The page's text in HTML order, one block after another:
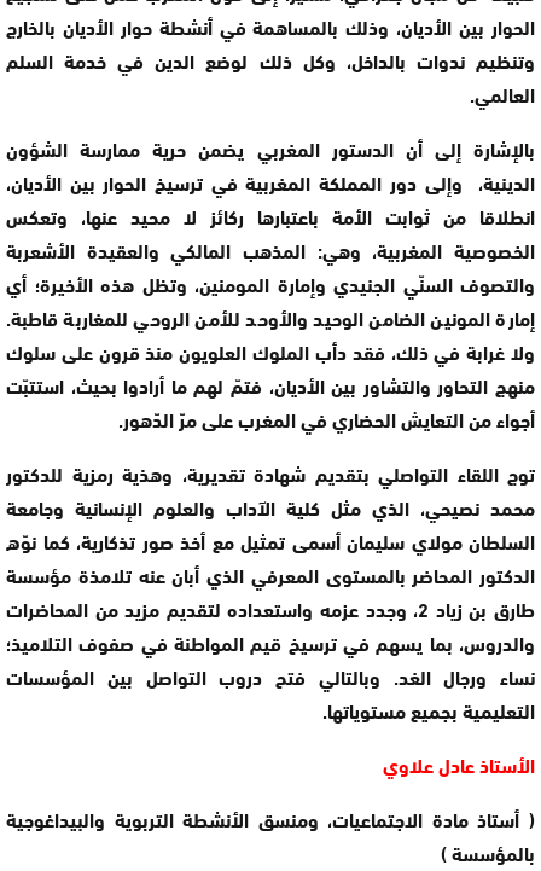
الحوار بين الأديان، وذلك بالمساهمة في أنشطة حوار الأديان بالخارج
وتنظيم ندوات بالداخل، وكل ذلك لوضع الدين في خدمة السلم
العالمي.
بالإشارة إلى أن الدستور المغربي يضمن حرية ممارسة الشؤون
الدينية، وإلى دور المملكة المغربية في ترسيخ الحوار بين الأديان،
انطلاقا من ثوابت الأمة باعتبارها ركائز لا محيد عنها، وتعكس
الخصوصية المغربية، وهي: المذهب المالكي والعقيدة الأشعربة
والتصوف السنّي الجنيدي وإمارة المومنين، وتظل هذه الأخيرة؛ أي
إمارة المونين الضامن الوحيد والأوحد للأمن الروحي للمغاربة قاطبة.
ولا غرابة في ذلك، فقد دأب الملوك العلويون منذ قرون على سلوك
منهج التحاور والتشاور بين الأديان، فتمّ لهم ما أرادوا بحيث، استتبّت
أجواء من التعايش الحضاري في المغرب على مرّ الدّهور.
توج اللقاء التواصلي بتقديم شهادة تقديرية، وهذية رمزية للدكتور
محمد نصيحي، الذي مثل كلية الآداب والعلوم الإنسانية وجامعة
السلطان مولاي سليمان أسمى تمثيل مع أخذ صور تذكارية، كما نوّه
الدكتور المحاضر بالمستوى المعرفي الذي أبان عنه تلامذة مؤسسة
طارق بن زياد 2، وجدد عزمه واستعداده لتقديم مزيد من المحاضرات
والدروس، بما يسهم في ترسيخ قيم المواطنة في صفوف التلاميذ؛
نساء ورجال الغد. وبالتالي فتح دروب التواصل بين المؤسسات
التعليمية بجميع مستوياتها.
الأستاذ عادل علاوي
( أستاذ مادة الاجتماعيات، ومنسق الأنشطة التربوية والبيداغوجية
بالمؤسسة )